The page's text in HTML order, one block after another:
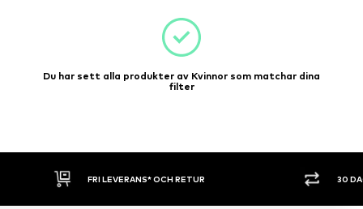
Du har sett alla produkter av Kvinnor som matchar dina
filter
FRI LEVERANS* OCH RETUR 30